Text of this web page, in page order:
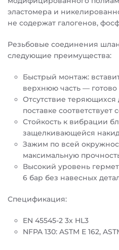
эластомера и
не содержат галогенов,
Резьбовые соединения
следующие преимущества:
Быстрый монтаж:
верхнюю часть — готово
Отсутствие теряющихся
поставке
Стойкость к вибрации
защелкивающейся
Зажим по всей
максимальную
Высокий уровень
6 бар без навесных
Спецификация:
EN 45545-2 3x HL3
NFPA 130: ASTM E 162,